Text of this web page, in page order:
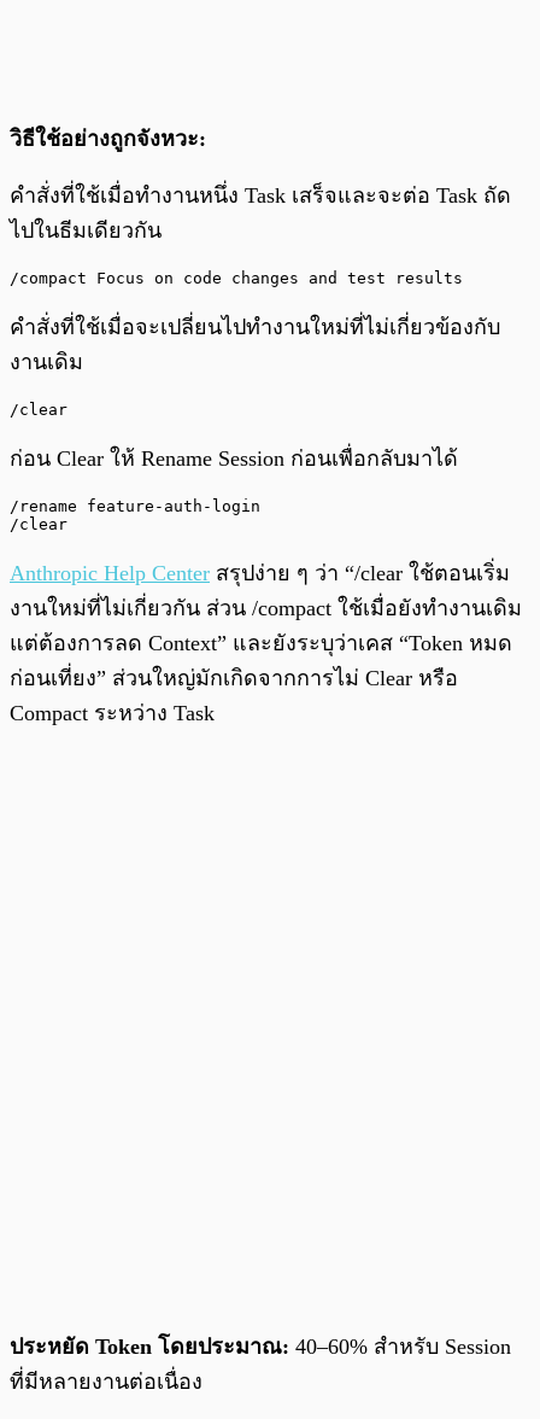
วิธีใช้อย่างถูกจังหวะ:
คำสั่งที่ใช้เมื่อทำงานหนึ่ง Task เสร็จและจะต่อ Task ถัด
ไปในธีมเดียวกัน
/compact Focus on code changes and test results
คำสั่งที่ใช้เมื่อจะเปลี่ยนไปทำงานใหม่ที่ไม่เกี่ยวข้องกับ
งานเดิม
/clear
ก่อน Clear ให้ Rename Session ก่อนเพื่อกลับมาได้
/rename feature-auth-login
/clear
Anthropic Help Center สรุปง่าย ๆ ว่า “/clear ใช้ตอนเริ่ม
งานใหม่ที่ไม่เกี่ยวกัน ส่วน /compact ใช้เมื่อยังทำงานเดิม
แต่ต้องการลด Context” และยังระบุว่าเคส “Token หมด
ก่อนเที่ยง” ส่วนใหญ่มักเกิดจากการไม่ Clear หรือ
Compact ระหว่าง Task
ประหยัด Token โดยประมาณ: 40–60% สำหรับ Session
ที่มีหลายงานต่อเนื่อง